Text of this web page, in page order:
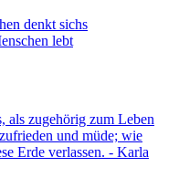
denkt sichs
lebt